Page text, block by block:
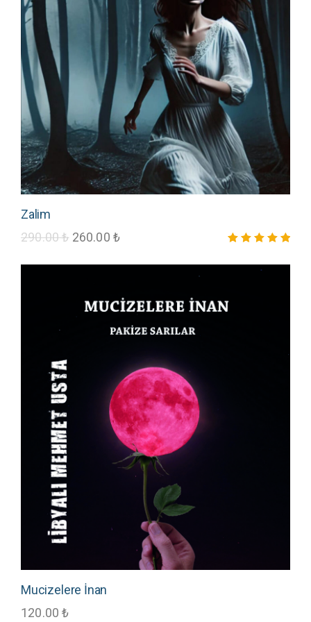
Zalim
290.00₺ 260.00 ₺
5.00
Mucizelere İnan
120.00₺